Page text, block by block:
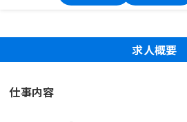
求人概要
仕事内容